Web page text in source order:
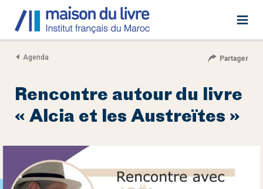
Agenda Partager
Rencontre autour du livre
« Alcia et les Austreïtes »